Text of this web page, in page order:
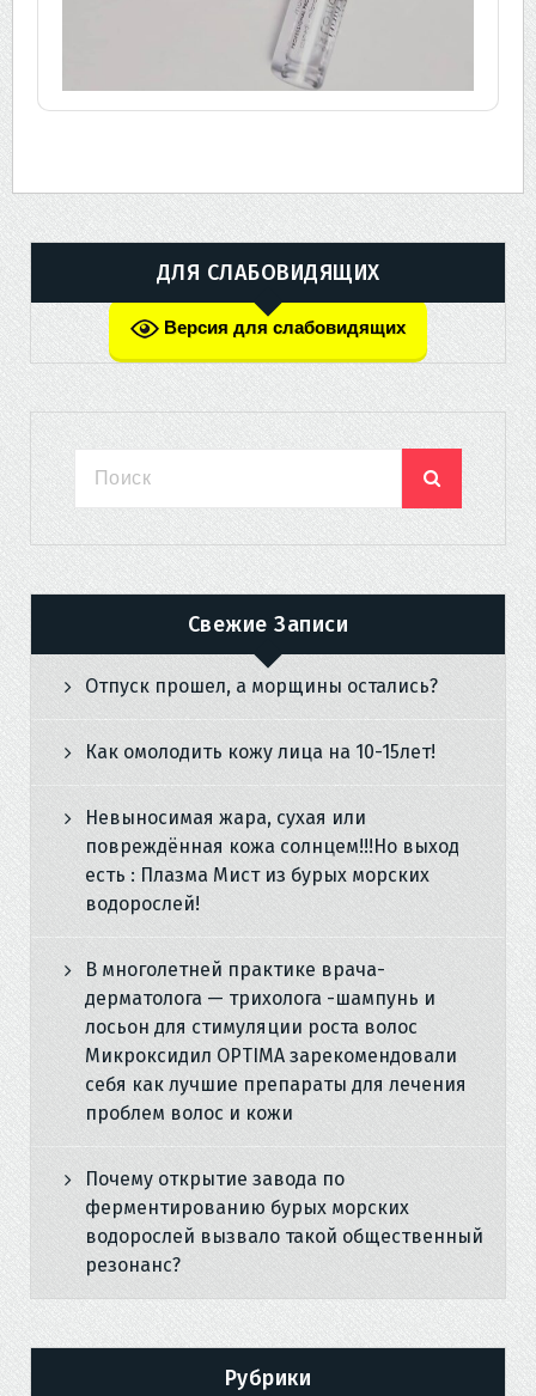
ДЛЯ СЛАБОВИДЯЩИХ
Версия для слабовидящих
Свежие Записи
Отпуск прошел, а морщины остались?
Как омолодить кожу лица на 10-15лет!
Невыносимая жара, сухая или
повреждённая кожа солнцем!!!Но выход
есть : Плазма Мист из бурых морских
водорослей!
В многолетней практике врача-
дерматолога — трихолога -шампунь и
лосьон для стимуляции роста волос
Микроксидил OPTIMA зарекомендовали
себя как лучшие препараты для лечения
проблем волос и кожи
Почему открытие завода по
ферментированию бурых морских
водорослей вызвало такой общественный
резонанс?
Рубрики